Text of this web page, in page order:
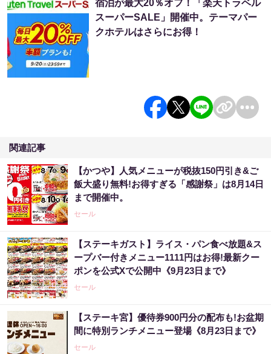
宿泊が最大20％オフ！「楽天トラベル
スーパーSALE」開催中。テーマパー
クホテルはさらにお得！
関連記事
【かつや】人気メニューが税抜150円引き&ご
飯大盛り無料!お得すぎる「感謝祭」は8月14日
まで開催中。
セール
【ステーキガスト】ライス・パン食べ放題&ス
ープバー付きメニュー1111円はお得!最新クー
ポンを公式Xで公開中《9月23日まで》
セール
【ステーキ宮】優待券900円分の配布も!お盆期
間に特別ランチメニュー登場《8月23日まで》
セール